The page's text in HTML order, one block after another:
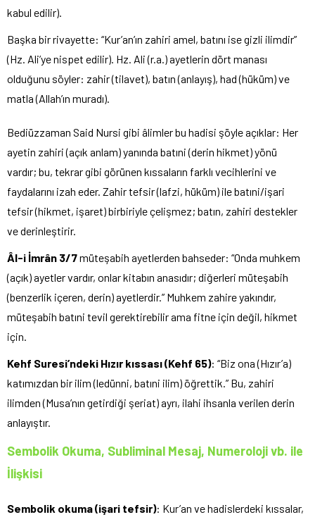
kabul edilir).
Başka bir rivayette: “Kur’an’ın zahiri amel, batını ise gizli ilimdir”
(Hz. Ali’ye nispet edilir). Hz. Ali (r.a.) ayetlerin dört manası
olduğunu söyler: zahir (tilavet), batın (anlayış), had (hüküm) ve
matla (Allah’ın muradı).
Bediüzzaman Said Nursi gibi âlimler bu hadisi şöyle açıklar: Her
ayetin zahiri (açık anlam) yanında batıni (derin hikmet) yönü
vardır; bu, tekrar gibi görünen kıssaların farklı vecihlerini ve
faydalarını izah eder. Zahir tefsir (lafzi, hüküm) ile batıni/işari
tefsir (hikmet, işaret) birbiriyle çelişmez; batın, zahiri destekler
ve derinleştirir.
Âl-i İmrân 3/7müteşabih ayetlerden bahseder: “Onda muhkem
(açık) ayetler vardır, onlar kitabın anasıdır; diğerleri müteşabih
(benzerlik içeren, derin) ayetlerdir.” Muhkem zahire yakındır,
müteşabih batıni tevil gerektirebilir ama fitne için değil, hikmet
için.
Kehf Suresi’ndeki Hızır kıssası (Kehf 65): “Biz ona (Hızır’a)
katımızdan bir ilim (ledünni, batıni ilim) öğrettik.” Bu, zahiri
ilimden (Musa’nın getirdiği şeriat) ayrı, ilahi ihsanla verilen derin
anlayıştır.
Sembolik Okuma, Subliminal Mesaj, Numeroloji vb. ile
İlişkisi
Sembolik okuma (işari tefsir): Kur’an ve hadislerdeki kıssalar,